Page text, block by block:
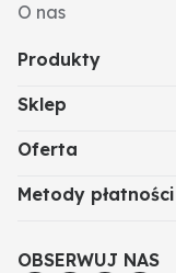
O nas
Produkty
Sklep
Oferta
Metody płatności
OBSERWUJ NAS